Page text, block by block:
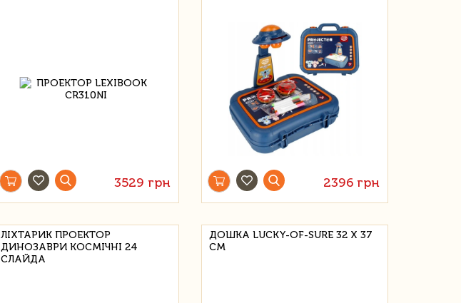
3529 грн 2396 грн
ЛІХТАРИК ПРОЕКТОР
ДИНОЗАВРИ КОСМІЧНІ 24
СЛАЙДА
ДОШКА LUCKY-OF-SURE 32 Х 37
СМ